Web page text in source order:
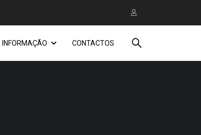
INFORMAÇÃO CONTACTOS